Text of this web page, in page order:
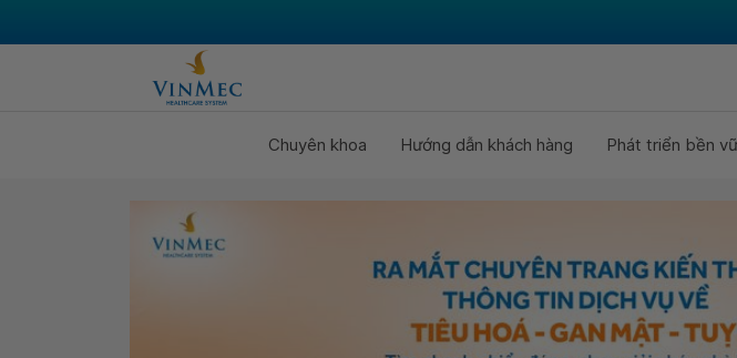
Chuyên khoa Hướng dẫn khách hàng Phát triển bền